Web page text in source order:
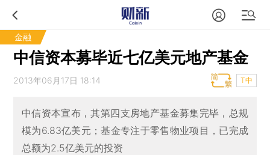
金融
中信资本募毕近七亿美元地产基金
2013年06月17日 18:14 T中
中信资本宣布，其第四支房地产基金募集完毕，总规
模为6.83亿美元；基金专注于零售物业项目，已完成
总额为2.5亿美元的投资